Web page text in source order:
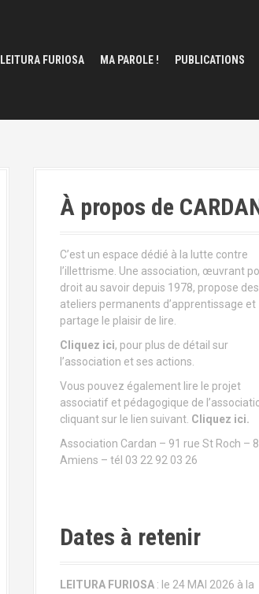
LEITURA FURIOSA MA PAROLE ! PUBLICATIONS
À propos de
C’est un espace dédié à la lutte contre
l’illettrisme. Une association, œuvrant
droit au savoir depuis 1978, propose des
ateliers permanents d’apprentissage et
partage le plaisir de lire.
Cliquez ici, pour plus de détail sur
l’association et ses actions.
Vous pouvez également lire le projet
associatif et pédagogique de
cliquant sur le lien suivant. Cliquez ici.
Association Cardan – 91 rue St Roch –
Amiens – tél 03 22 92 03 26
Dates à retenir
LEITURA FURIOSA : le 24 MAI 2026 à la